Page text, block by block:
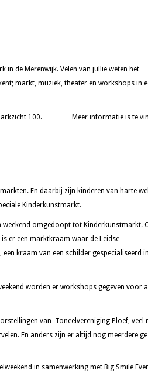
in de Merenwijk. Velen van jullie weten het
markt, muziek, theater en workshops in
Parkzicht 100. Meer informatie is te
En daarbij zijn kinderen van harte
Kinderkunstmarkt.
omgedoopt tot Kinderkunstmarkt.
er een marktkraam waar de Leidse
kraam van een schilder gespecialiseerd in
worden er workshops gegeven
van Toneelvereniging Ploef, veel
En anders zijn er altijd nog meerdere
in samenwerking met Big Smile